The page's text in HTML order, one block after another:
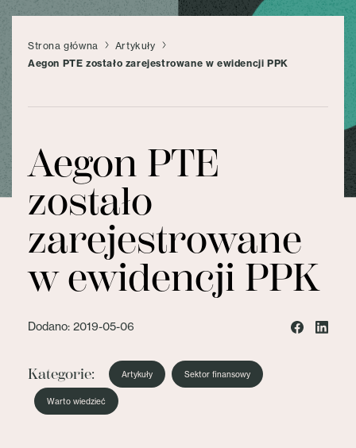
Strona główna
Artykuły
Aegon PTE zostało zarejestrowane w ewidencji PPK
Aegon PTE
zostało
zarejestrowane
w ewidencji PPK
Dodano: 2019-05-06
Kategorie: Artykuły Sektor finansowy
Warto wiedzieć